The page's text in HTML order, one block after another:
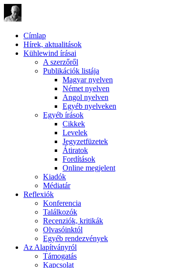
Címlap
Hírek, aktualitások
Kühlewind írásai
A szerzőről
Publikációk listája
Magyar nyelven
Német nyelven
Angol nyelven
Egyéb nyelveken
Egyéb írások
Cikkek
Levelek
Jegyzetfüzetek
Átiratok
Fordítások
Online megjelent
Kiadók
Médiatár
Reflexiók
Konferencia
Találkozók
Recenziók, kritikák
Olvasóinktól
Egyéb rendezvények
Az Alapítványról
Támogatás
Kapcsolat